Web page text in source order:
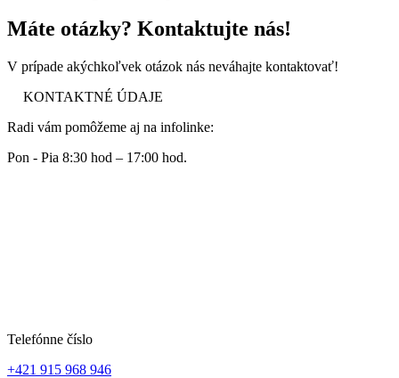
Máte otázky? Kontaktujte nás!
V prípade akýchkoľvek otázok nás neváhajte kontaktovať!
KONTAKTNÉ ÚDAJE
Radi vám pomôžeme aj na infolinke:
Pon - Pia 8:30 hod – 17:00 hod.
Telefónne číslo
+421 915 968 946